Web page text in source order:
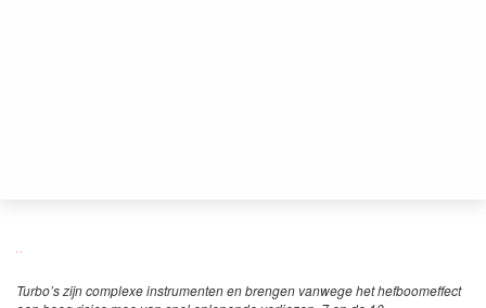
Turbo’s zijn complexe instrumenten en brengen vanwege het hefboomeffect